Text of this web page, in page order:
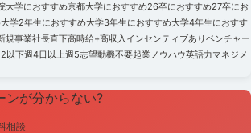
大学におすすめ京都大学におすすめ26卒におすすめ27卒にお
大学2年生におすすめ大学3年生におすすめ大学4年生におすす
規事業社長直下高時給+高収入 インセンティブありベンチャー
以下週4日以上週5志望動機不要起業ノウハウ英語力マネジメ
ンが分からない?
相談